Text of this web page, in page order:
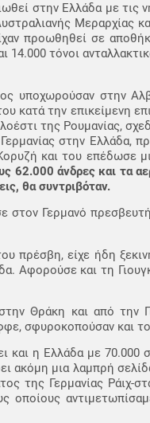
στην Ελλάδα με
Μεραρχίας
προωθηθεί σε
14.000 τόνοι
υποχωρούσαν στην
κατά την επικείμενη
της Ρουμανίας,
στην Ελλάδα,
και του επέδωσε
62.000 άνδρες και τα
θα συντριβόταν.
Γερμανό
πρέσβη, είχε ήδη
Αφορούσε και τη
Θράκη και από την
σφυροκοπούσαν και το
και η Ελλάδα με 70.000
ακόμη μια λαμπρή
της Γερμανίας Ράιχ-
οποίους